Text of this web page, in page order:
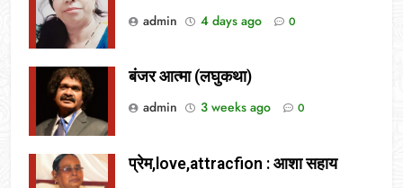
admin
4 days ago 0
बंजर आत्मा (लघुकथा)
admin
3 weeks ago 0
प्रेम,love,attracfion : आशा सहाय